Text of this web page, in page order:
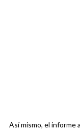
Así mismo, el informe